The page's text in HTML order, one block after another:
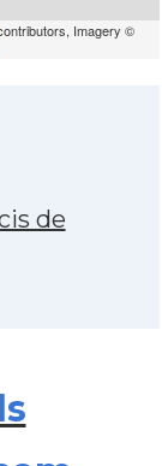
Imagery ©
de